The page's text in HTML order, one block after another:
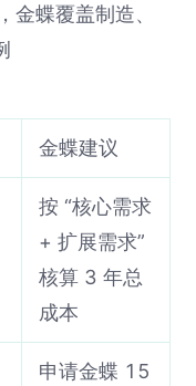
金蝶覆盖制造、
金蝶建议
按 “核心需求
+ 扩展需求”
核算 3 年总
成本
申请金蝶 15